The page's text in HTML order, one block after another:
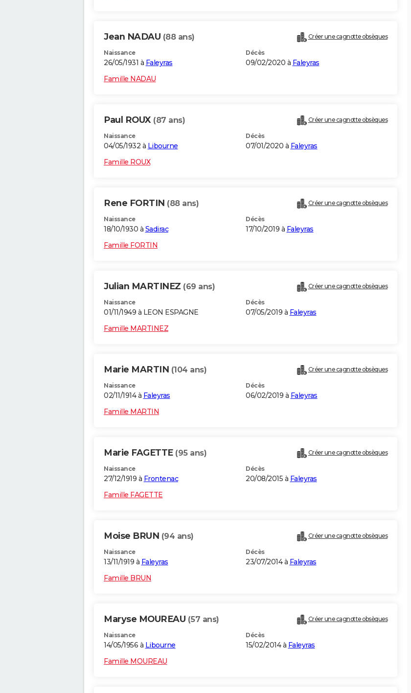
Jean NADAU (88 ans) Créer une cagnotte obsèques
Naissance
26/05/1931 à Faleyras
Décès
09/02/2020 à Faleyras
Famille NADAU
Paul ROUX (87 ans) Créer une cagnotte obsèques
Naissance
04/05/1932 à Libourne
Décès
07/01/2020 à Faleyras
Famille ROUX
Rene FORTIN (88 ans) Créer une cagnotte obsèques
Naissance
18/10/1930 à Sadirac
Décès
17/10/2019 à Faleyras
Famille FORTIN
Julian MARTINEZ (69 ans) Créer une cagnotte obsèques
Naissance
01/11/1949 à LEON ESPAGNE
Décès
07/05/2019 à Faleyras
Famille MARTINEZ
Marie MARTIN (104 ans) Créer une cagnotte obsèques
Naissance
02/11/1914 à Faleyras
Décès
06/02/2019 à Faleyras
Famille MARTIN
Marie FAGETTE (95 ans) Créer une cagnotte obsèques
Naissance
27/12/1919 à Frontenac
Décès
20/08/2015 à Faleyras
Famille FAGETTE
Moise BRUN (94 ans) Créer une cagnotte obsèques
Naissance
13/11/1919 à Faleyras
Décès
23/07/2014 à Faleyras
Famille BRUN
Maryse MOUREAU (57 ans) Créer une cagnotte obsèques
Naissance
14/05/1956 à Libourne
Décès
15/02/2014 à Faleyras
Famille MOUREAU